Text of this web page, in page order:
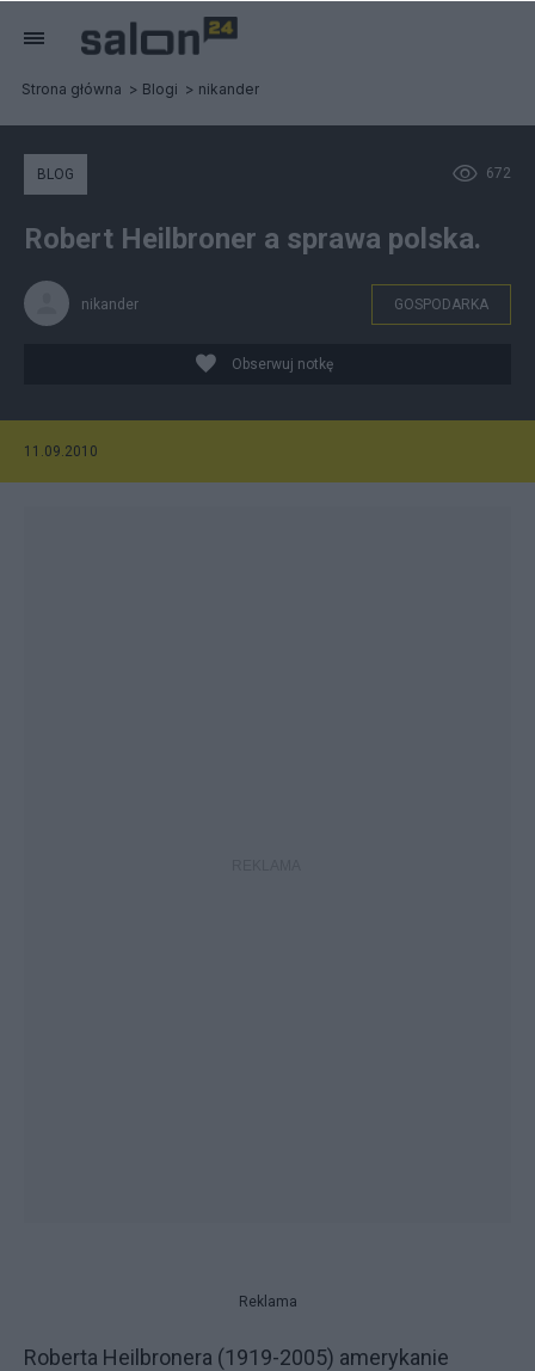
Strona główna Blogi nikander
672
BLOG
Robert Heilbroner a sprawa polska.
nikander GOSPODARKA
Obserwuj notkę
11.09.2010
Reklama
Roberta Heilbronera (1919-2005) amerykanie